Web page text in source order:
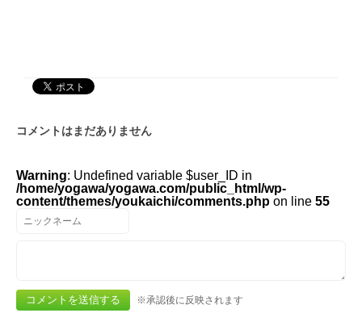
コメントはまだありません
Warning: Undefined variable $user_ID in
/home/yogawa/yogawa.com/public_html/wp-
content/themes/youkaichi/comments.php on line 55
※承認後に反映されます